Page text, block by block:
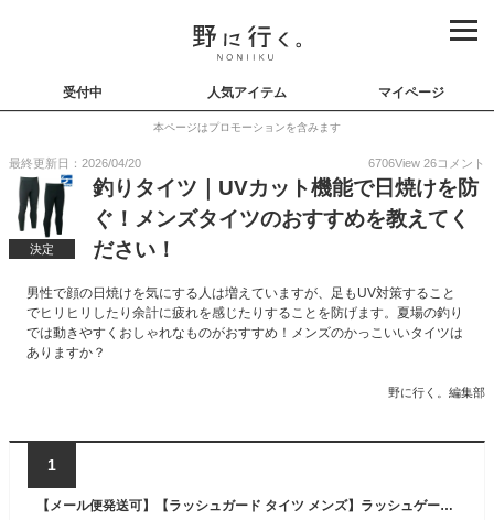
受付中 人気アイテム マイページ
本ページはプロモーションを含みます
最終更新日：2026/04/20 6706View 26コメント
決定
釣りタイツ｜UVカット機能で日焼けを防
ぐ！メンズタイツのおすすめを教えてく
ださい！
男性で顔の日焼けを気にする人は増えていますが、足もUV対策すること
でヒリヒリしたり余計に疲れを感じたりすることを防げます。夏場の釣り
では動きやすくおしゃれなものがおすすめ！メンズのかっこいいタイツは
ありますか？
野に行く。編集部
1
【メール便発送可】【ラッシュガード タイツ メンズ】ラッシュゲームタイツ 男性 黒 ブラック 無地 水着 UVカット 日焼け対策 釣り 海 鮎 渓流 プール アウトドア スポーツ 父の日